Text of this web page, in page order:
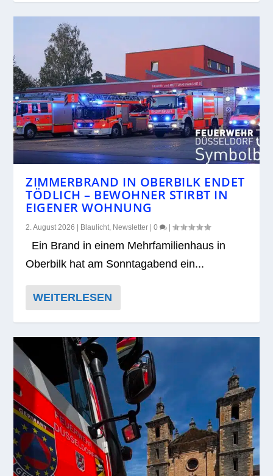
ZIMMERBRAND IN OBERBILK ENDET
TÖDLICH – BEWOHNER STIRBT IN
EIGENER WOHNUNG
2. August 2026 Blaulicht, Newsletter |0 |
Ein Brand in einem Mehr­fa­mi­li­en­haus in
Ober­bilk hat am Sonn­tag­abend ein...
WEITERLESEN